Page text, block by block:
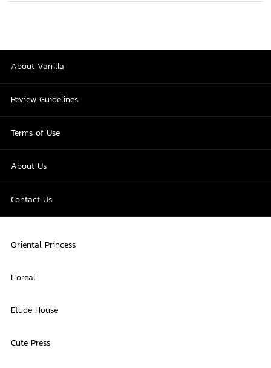
About Vanilla
Review Guidelines
Terms of Use
About Us
Contact Us
Oriental Princess
L'oreal
Etude House
Cute Press